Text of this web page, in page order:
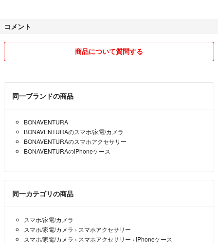
コメント
商品について質問する
同一ブランドの商品
BONAVENTURA
BONAVENTURAのスマホ/家電/カメラ
BONAVENTURAのスマホアクセサリー
BONAVENTURAのiPhoneケース
同一カテゴリの商品
スマホ/家電/カメラ
スマホ/家電/カメラ › スマホアクセサリー
スマホ/家電/カメラ › スマホアクセサリー › iPhoneケース